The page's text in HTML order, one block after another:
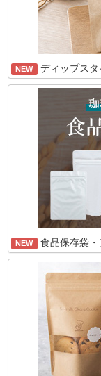
NEW ディップスタ
NEW 食品保存袋・